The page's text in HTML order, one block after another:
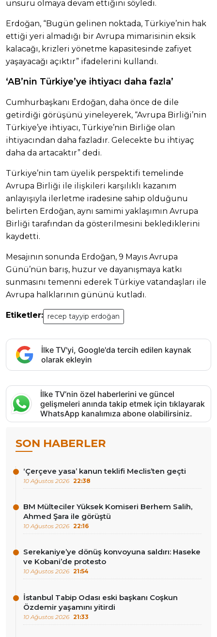
unsuru olmaya devam ettiğini söyledi.
Erdoğan, “Bugün gelinen noktada, Türkiye’nin hak
ettiği yeri almadığı bir Avrupa mimarisinin eksik
kalacağı, krizleri yönetme kapasitesinde zafiyet
yaşayacağı açıktır” ifadelerini kullandı.
‘AB’nin Türkiye’ye ihtiyacı daha fazla’
Cumhurbaşkanı Erdoğan, daha önce de dile
getirdiği görüşünü yineleyerek, “Avrupa Birliği’nin
Türkiye’ye ihtiyacı, Türkiye’nin Birliğe olan
ihtiyacından daha fazladır. Gelecekte bu ihtiyaç
daha da artacaktır” dedi.
Türkiye’nin tam üyelik perspektifi temelinde
Avrupa Birliği ile ilişkileri karşılıklı kazanım
anlayışıyla ilerletme iradesine sahip olduğunu
belirten Erdoğan, aynı samimi yaklaşımın Avrupa
Birliği tarafından da gösterilmesini beklediklerini
kaydetti.
Mesajının sonunda Erdoğan, 9 Mayıs Avrupa
Günü’nün barış, huzur ve dayanışmaya katkı
sunmasını temenni ederek Türkiye vatandaşları ile
Avrupa halklarının gününü kutladı.
Etiketler: recep tayyip erdoğan
İlke TV'yi, Google'da tercih edilen kaynak
olarak ekleyin
İlke TV’nin özel haberlerini ve güncel
gelişmeleri anında takip etmek için tıklayarak
WhatsApp kanalımıza abone olabilirsiniz.
SON HABERLER
‘Çerçeve yasa’ kanun teklifi Meclis’ten geçti
10 Ağustos 2026 22:38
BM Mülteciler Yüksek Komiseri Berhem Salih,
Ahmed Şara ile görüştü
10 Ağustos 2026 22:16
Serekaniye’ye dönüş konvoyuna saldırı: Haseke
ve Kobani’de protesto
10 Ağustos 2026 21:54
İstanbul Tabip Odası eski başkanı Coşkun
Özdemir yaşamını yitirdi
10 Ağustos 2026 21:33